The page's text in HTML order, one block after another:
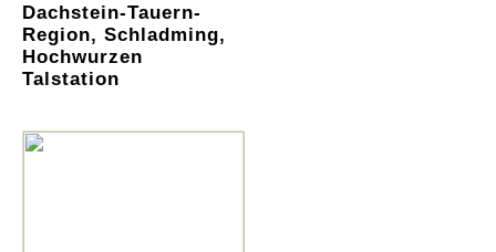
Dachstein-Tauern-
Region, Schladming,
Hochwurzen
Talstation